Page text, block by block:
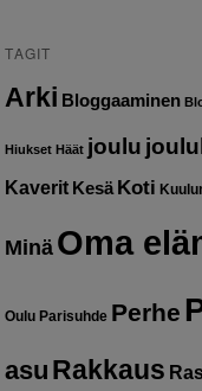
TAGIT
Arki Bloggaaminen
Hiukset Häät joulu
Kaverit Kesä Koti
Minä Oma
Oulu Parisuhde Perhe
asu Rakkaus